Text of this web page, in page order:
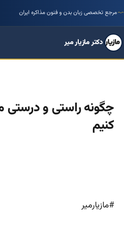
مرجع تخصصی زبان بدن و فنون مذاکره ایران
دکتر مازیار میر
چگونه راستی و
کنیم
#مازیارمیر